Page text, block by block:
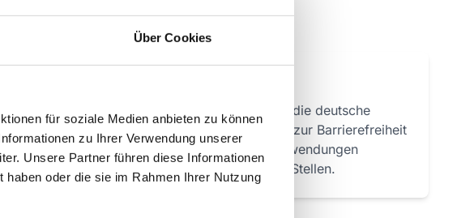
Über Cookies
für soziale Medien anbieten zu können
zu Ihrer Verwendung unserer
Unsere Partner führen diese Informationen
oder die sie im Rahmen Ihrer Nutzung
WCAG-Prinzip: Alle
müssen Webinhalte
bedienen
BITV 2.0 ist die deutsche
Verordnung zur Barrierefreiheit
digitaler Anwendungen
öffentlicher Stellen.